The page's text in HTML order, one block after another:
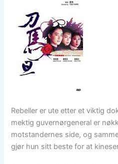
Rebeller er ute etter et viktig
mektig guvernørgeneral er
motstandernes side, og
gjør hun sitt beste for at